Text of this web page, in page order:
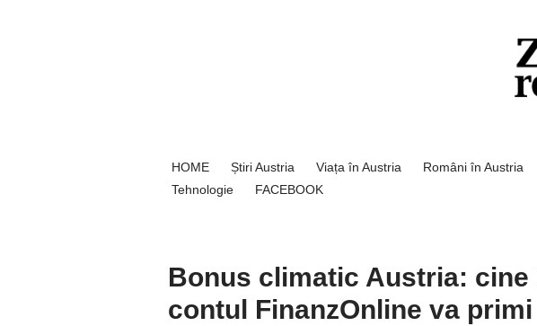
HOME Știri Austria Viața în Austria Români în Austria
Tehnologie
FACEBOOK
Bonus climatic Austria: cine
contul FinanzOnline va